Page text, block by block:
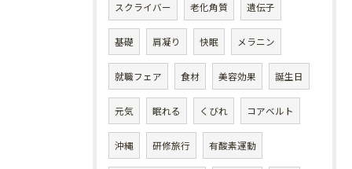
スクライバー 老化角質 遺伝子
基礎 肩凝り 快眠 メラニン
就職フェア 食材 美容効果 誕生日
元気 眠れる くびれ コアベルト
沖縄 研修旅行 有酸素運動